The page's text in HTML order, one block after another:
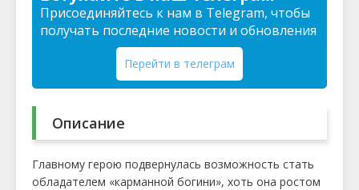
Присоединяйтесь к нам в Telegram, чтобы
получать последние новости и обновления
Перейти в телеграм
Описание
Главному герою подвернулась возможность стать
обладателем «карманной богини», хоть она ростом